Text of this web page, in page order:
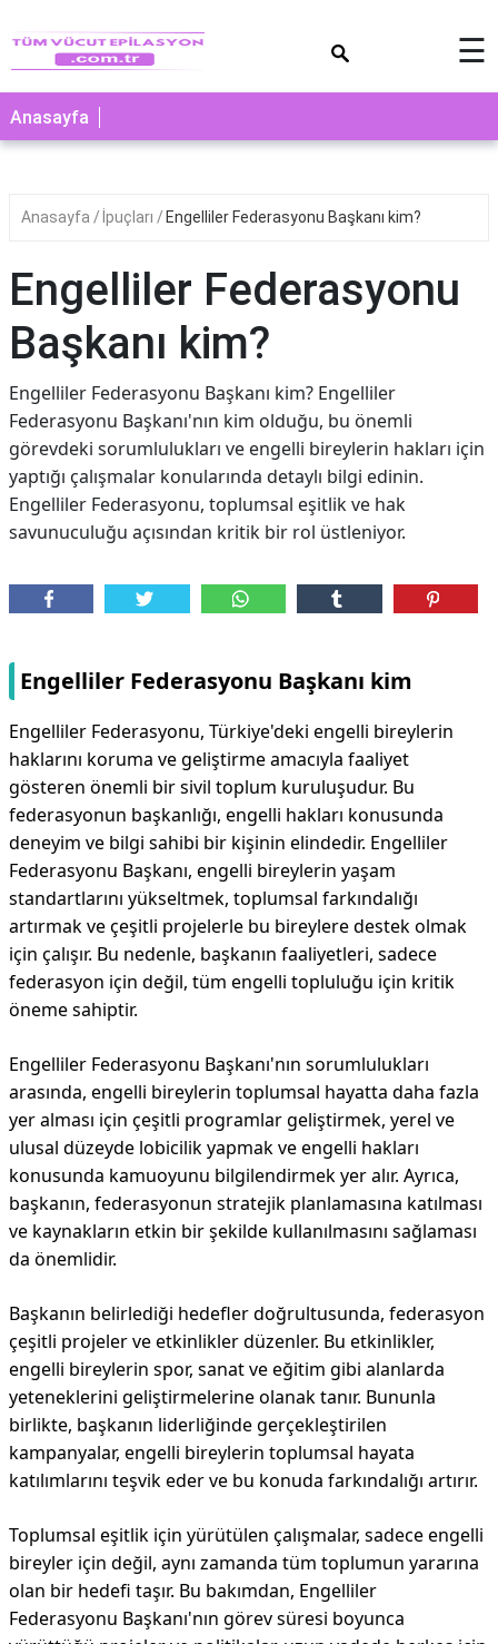
☰
Anasayfa
Anasayfa İpuçları Engelliler Federasyonu Başkanı kim?
Engelliler Federasyonu
Başkanı kim?
Engelliler Federasyonu Başkanı kim? Engelliler
Federasyonu Başkanı'nın kim olduğu, bu önemli
görevdeki sorumlulukları ve engelli bireylerin hakları için
yaptığı çalışmalar konularında detaylı bilgi edinin.
Engelliler Federasyonu, toplumsal eşitlik ve hak
savunuculuğu açısından kritik bir rol üstleniyor.
Engelliler Federasyonu Başkanı kim
Engelliler Federasyonu, Türkiye'deki engelli bireylerin
haklarını koruma ve geliştirme amacıyla faaliyet
gösteren önemli bir sivil toplum kuruluşudur. Bu
federasyonun başkanlığı, engelli hakları konusunda
deneyim ve bilgi sahibi bir kişinin elindedir. Engelliler
Federasyonu Başkanı, engelli bireylerin yaşam
standartlarını yükseltmek, toplumsal farkındalığı
artırmak ve çeşitli projelerle bu bireylere destek olmak
için çalışır. Bu nedenle, başkanın faaliyetleri, sadece
federasyon için değil, tüm engelli topluluğu için kritik
öneme sahiptir.
Engelliler Federasyonu Başkanı'nın sorumlulukları
arasında, engelli bireylerin toplumsal hayatta daha fazla
yer alması için çeşitli programlar geliştirmek, yerel ve
ulusal düzeyde lobicilik yapmak ve engelli hakları
konusunda kamuoyunu bilgilendirmek yer alır. Ayrıca,
başkanın, federasyonun stratejik planlamasına katılması
ve kaynakların etkin bir şekilde kullanılmasını sağlaması
da önemlidir.
Başkanın belirlediği hedefler doğrultusunda, federasyon
çeşitli projeler ve etkinlikler düzenler. Bu etkinlikler,
engelli bireylerin spor, sanat ve eğitim gibi alanlarda
yeteneklerini geliştirmelerine olanak tanır. Bununla
birlikte, başkanın liderliğinde gerçekleştirilen
kampanyalar, engelli bireylerin toplumsal hayata
katılımlarını teşvik eder ve bu konuda farkındalığı artırır.
Toplumsal eşitlik için yürütülen çalışmalar, sadece engelli
bireyler için değil, aynı zamanda tüm toplumun yararına
olan bir hedefi taşır. Bu bakımdan, Engelliler
Federasyonu Başkanı'nın görev süresi boyunca